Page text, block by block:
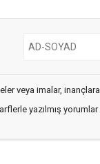
veya imalar, inançlara
yazılmış